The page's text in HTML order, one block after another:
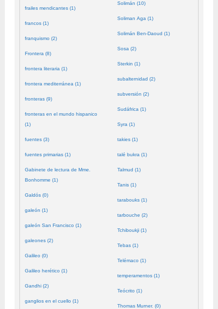
frailes mendicantes (1)
francos (1)
franquismo (2)
Frontera (8)
frontera literaria (1)
frontera mediterránea (1)
fronteras (9)
fronteras en el mundo hispanico
(1)
fuentes (3)
fuentes primarias (1)
Gabinete de lectura de Mme.
Bonhomme (1)
Galdós (0)
galeón (1)
galeón San Francisco (1)
galeones (2)
Galileo (0)
Galileo herético (1)
Gandhi (2)
ganglios en el cuello (1)
Solimán (10)
Soliman Aga (1)
Solimán Ben-Daoud (1)
Sosa (2)
Sterkin (1)
subalternidad (2)
subversión (2)
Sudáfrica (1)
Syra (1)
takies (1)
talé bukra (1)
Talmud (1)
Tanis (1)
tarabouks (1)
tarbouche (2)
Tchiboukji (1)
Tebas (1)
Telémaco (1)
temperamentos (1)
Teócrito (1)
Thomas Murner. (0)